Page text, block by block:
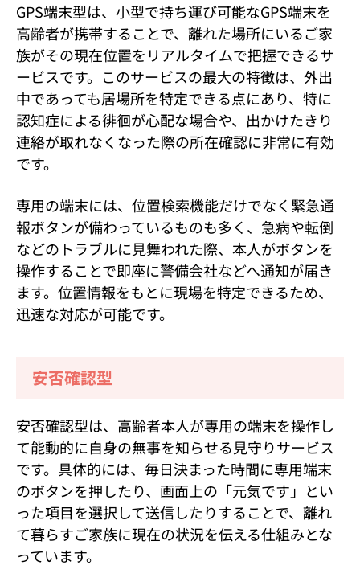
GPS端末型は、小型で持ち運び可能なGPS端末を
高齢者が携帯することで、離れた場所にいるご家
族がその現在位置をリアルタイムで把握できるサ
ービスです。このサービスの最大の特徴は、外出
中であっても居場所を特定できる点にあり、特に
認知症による徘徊が心配な場合や、出かけたきり
連絡が取れなくなった際の所在確認に非常に有効
です。
専用の端末には、位置検索機能だけでなく緊急通
報ボタンが備わっているものも多く、急病や転倒
などのトラブルに見舞われた際、本人がボタンを
操作することで即座に警備会社などへ通知が届き
ます。位置情報をもとに現場を特定できるため、
迅速な対応が可能です。
安否確認型
安否確認型は、高齢者本人が専用の端末を操作し
て能動的に自身の無事を知らせる見守りサービス
です。具体的には、毎日決まった時間に専用端末
のボタンを押したり、画面上の「元気です」とい
った項目を選択して送信したりすることで、離れ
て暮らすご家族に現在の状況を伝える仕組みとな
っています。